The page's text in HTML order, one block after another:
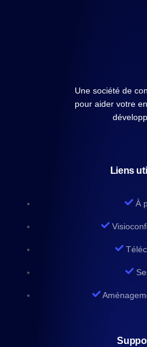
Une société de
pour aider votre
Liens
À